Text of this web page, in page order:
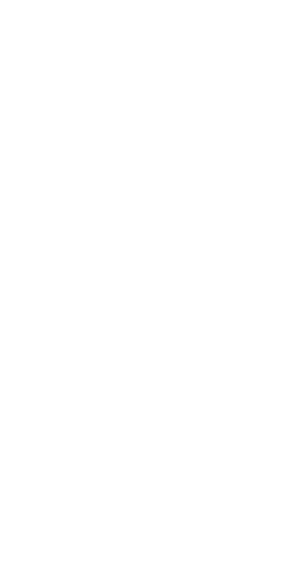
o poskytování
identity. V
fyzická
zařizovat
zmiňovaný
z možností,
> a
V praxi jde o
příslušnost,
potvrzení o
poskytnutí
výhod a
zpravidla
vylákání
využívají, aby
Výhodná
Kdo by
jen pár hodin
svého
průkazu
výplata na
vysněná
bance
nebo exekucí.
záminkou
u jiné finanční
„Vašem“
prováděli
shopů či
pouze první
Další
lukrativní
styku“. V
různé
do jiných
instituci,
špinavých
Rychlá
Každému se
pro poskytnutí
ne? Pachatelé
obdobně jako
příslušná
žadatelů či
vše dobře. Na
konci jste
a řidičského